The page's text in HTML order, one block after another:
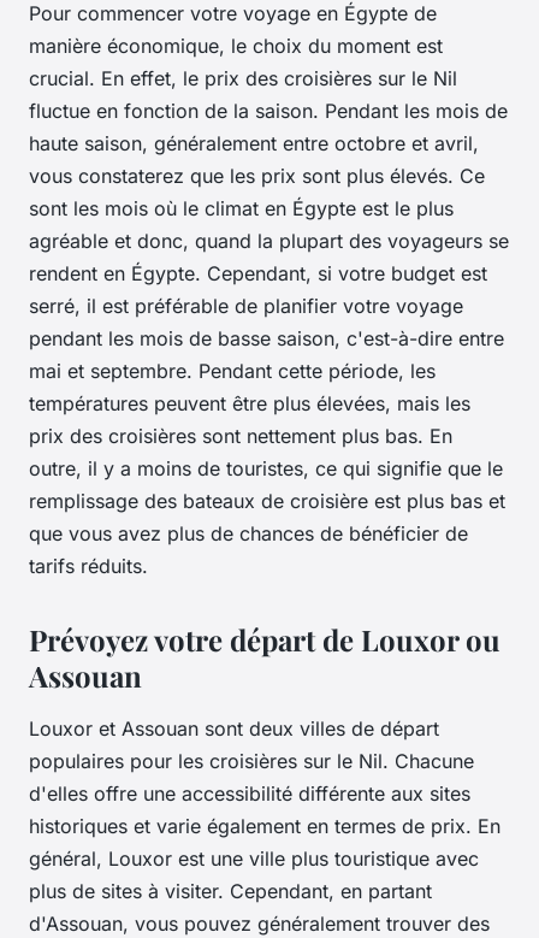
Pour commencer votre voyage en Égypte de
manière économique, le choix du moment est
crucial. En effet, le prix des croisières sur le Nil
fluctue en fonction de la saison. Pendant les mois de
haute saison, généralement entre octobre et avril,
vous constaterez que les prix sont plus élevés. Ce
sont les mois où le climat en Égypte est le plus
agréable et donc, quand la plupart des voyageurs se
rendent en Égypte. Cependant, si votre budget est
serré, il est préférable de planifier votre voyage
pendant les mois de basse saison, c'est-à-dire entre
mai et septembre. Pendant cette période, les
températures peuvent être plus élevées, mais les
prix des croisières sont nettement plus bas. En
outre, il y a moins de touristes, ce qui signifie que le
remplissage des bateaux de croisière est plus bas et
que vous avez plus de chances de bénéficier de
tarifs réduits.
Prévoyez votre départ de Louxor ou
Assouan
Louxor et Assouan sont deux villes de départ
populaires pour les croisières sur le Nil. Chacune
d'elles offre une accessibilité différente aux sites
historiques et varie également en termes de prix. En
général, Louxor est une ville plus touristique avec
plus de sites à visiter. Cependant, en partant
d'Assouan, vous pouvez généralement trouver des